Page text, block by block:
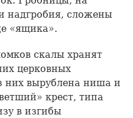
надгробия, сложены
«ящика».
скалы хранят
церковных
них вырублена ниша и
крест, типа
в изгибы